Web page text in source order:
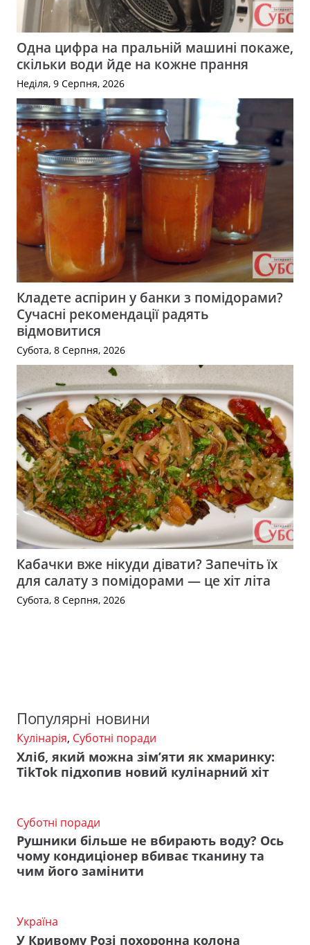
Одна цифра на пральній машині покаже,
скільки води йде на кожне прання
Неділя, 9 Серпня, 2026
Кладете аспірин у банки з помідорами?
Сучасні рекомендації радять
відмовитися
Субота, 8 Серпня, 2026
Кабачки вже нікуди дівати? Запечіть їх
для салату з помідорами — це хіт літа
Субота, 8 Серпня, 2026
Популярні новини
Кулінарія, Суботні поради
Хліб, який можна зім’яти як хмаринку:
TikTok підхопив новий кулінарний хіт
Суботні поради
Рушники більше не вбирають воду? Ось
чому кондиціонер вбиває тканину та
чим його замінити
Україна
У Кривому Розі похоронна колона